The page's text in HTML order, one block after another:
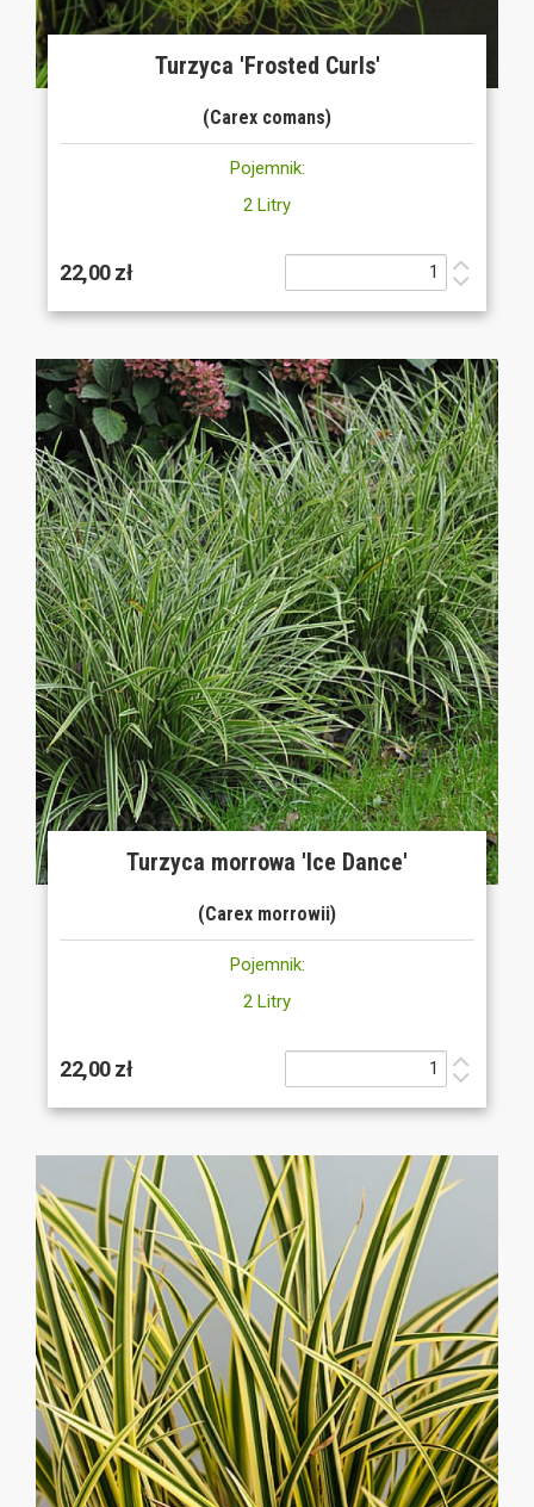
Turzyca 'Frosted Curls'
(Carex comans)
Pojemnik:
2 Litry
22,00 zł
Turzyca morrowa 'Ice Dance'
(Carex morrowii)
Pojemnik:
2 Litry
22,00 zł